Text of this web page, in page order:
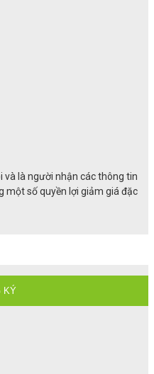
là người nhận các thông tin
một số quyền lợi giảm giá đặc